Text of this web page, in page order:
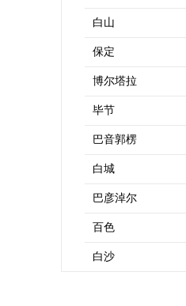
白山
保定
博尔塔拉
毕节
巴音郭楞
白城
巴彦淖尔
百色
白沙